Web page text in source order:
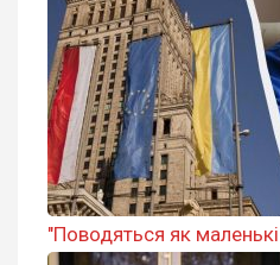
"Поводяться як